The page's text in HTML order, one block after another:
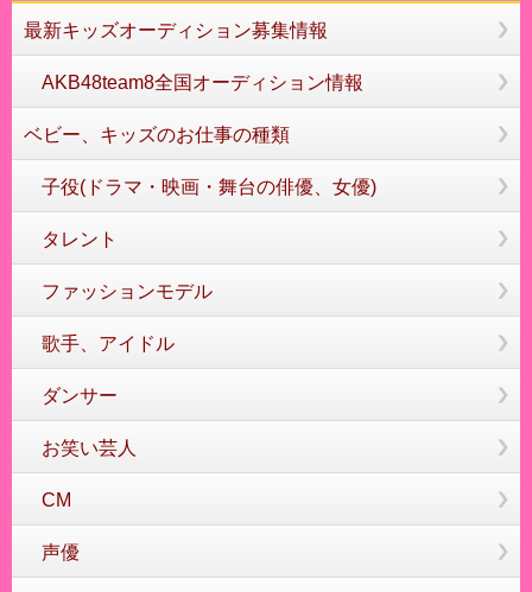
最新キッズオーディション募集情報
AKB48team8全国オーディション情報
ベビー、キッズのお仕事の種類
子役(ドラマ・映画・舞台の俳優、女優)
タレント
ファッションモデル
歌手、アイドル
ダンサー
お笑い芸人
CM
声優